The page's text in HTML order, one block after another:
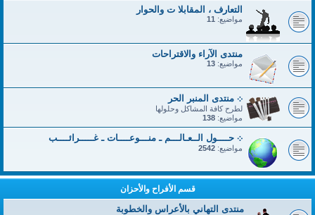
التعارف ، المقابلا ت والحوار
مواضيع: 11
منتدى الآراء والاقتراحات
مواضيع: 13
܀ منتدى المنبر الحر
لطرح كافة المشاكل وحلولها
مواضيع: 138
܀ حــــول الــعـالـــم ـ منـــوعــــات ـ غـــــرائــــب
مواضيع: 2542
قسم الأفراح والأحزان
منتدى التهاني بالأعراس والخطوبة